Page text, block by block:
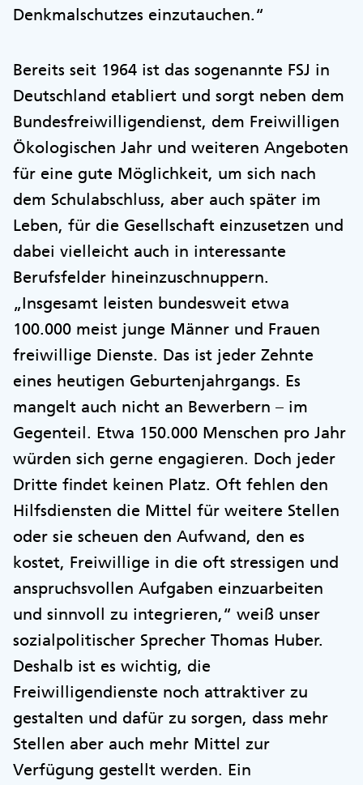
Denkmalschutzes einzutauchen.“
Bereits seit 1964 ist das sogenannte FSJ in
Deutschland etabliert und sorgt neben dem
Bundesfreiwilligendienst, dem Freiwilligen
Ökologischen Jahr und weiteren Angeboten
für eine gute Möglichkeit, um sich nach
dem Schulabschluss, aber auch später im
Leben, für die Gesellschaft einzusetzen und
dabei vielleicht auch in interessante
Berufsfelder hineinzuschnuppern.
„Insgesamt leisten bundesweit etwa
100.000 meist junge Männer und Frauen
freiwillige Dienste. Das ist jeder Zehnte
eines heutigen Geburtenjahrgangs. Es
mangelt auch nicht an Bewerbern – im
Gegenteil. Etwa 150.000 Menschen pro Jahr
würden sich gerne engagieren. Doch jeder
Dritte findet keinen Platz. Oft fehlen den
Hilfsdiensten die Mittel für weitere Stellen
oder sie scheuen den Aufwand, den es
kostet, Freiwillige in die oft stressigen und
anspruchsvollen Aufgaben einzuarbeiten
und sinnvoll zu integrieren,“ weiß unser
sozialpolitischer Sprecher Thomas Huber.
Deshalb ist es wichtig, die
Freiwilligendienste noch attraktiver zu
gestalten und dafür zu sorgen, dass mehr
Stellen aber auch mehr Mittel zur
Verfügung gestellt werden. Ein